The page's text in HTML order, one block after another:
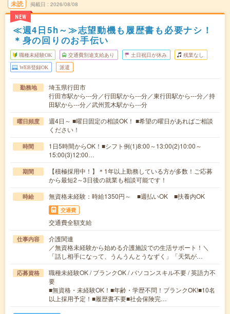
未読
NEW
掲載日 2026/08/08
≪週4日5h～≫志望動機も履歴書も必要ナシ！
＊身の回りのお手伝い
職種未経験OK 交通費別途支給あり 土日祝日が休み 残業なし
WEB登録OK 派遣
勤務地
埼玉県行田市
行田市駅から---分／行田駅から---分／東行田駅から---分／持
田駅から---分／武州荒木駅から---分
曜日頻度
週4日～ ■曜日固定の相談OK！ ■希望の曜日があればご相談
ください！
時間
1日5時間からOK！■シフト例(1)8:00～13:00(2)10:00～
15:00(3)12:00…
期間
【積極採用中！】＊1年以上勤務している方が多数！ご応募
から最短2～3日後の就業も相談可能です！
時給 無資格未経験：時給1350円～ ■週払いOK ■扶養内OK
交通費
交通費全額支給
仕事内容
介護関連
／無資格未経験から始める介護施設での生活サポート！＼
「話し相手になって、うんうんとうなずく」「天気が…
応募資格
職種未経験OK / ブランクOK / パソコンスキル不要 / 英語力不
要
■無資格・未経験OK！■年齢・学歴不問！ブランクOK!■10名
以上採用予定！■履歴書不要■社会保険完…